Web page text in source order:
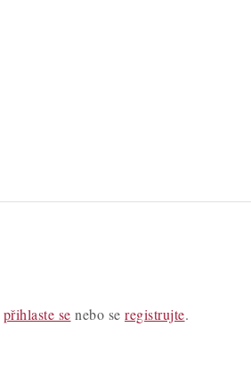
přihlaste se nebo se registrujte.